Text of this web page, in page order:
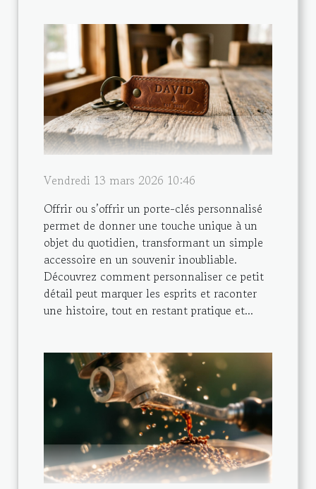
Vendredi 13 mars 2026 10:46
Offrir ou s’offrir un porte-clés personnalisé
permet de donner une touche unique à un
objet du quotidien, transformant un simple
accessoire en un souvenir inoubliable.
Découvrez comment personnaliser ce petit
détail peut marquer les esprits et raconter
une histoire, tout en restant pratique et...